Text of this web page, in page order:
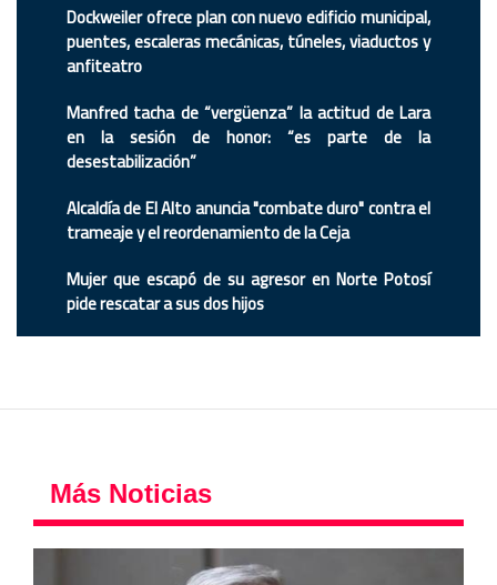
Dockweiler ofrece plan con nuevo edificio municipal,
puentes, escaleras mecánicas, túneles, viaductos y
anfiteatro
Manfred tacha de “vergüenza” la actitud de Lara
en la sesión de honor: “es parte de la
desestabilización”
Alcaldía de El Alto anuncia "combate duro" contra el
trameaje y el reordenamiento de la Ceja
Mujer que escapó de su agresor en Norte Potosí
pide rescatar a sus dos hijos
Más Noticias